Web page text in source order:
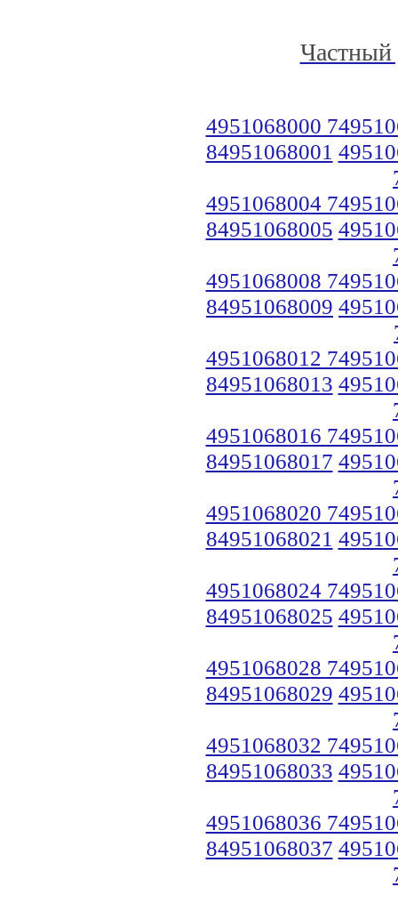
Частный
4951068000
84951068001
4951068004
84951068005
4951068008
84951068009
4951068012
84951068013
4951068016
84951068017
4951068020
84951068021
4951068024
84951068025
4951068028
84951068029
4951068032
84951068033
4951068036
84951068037